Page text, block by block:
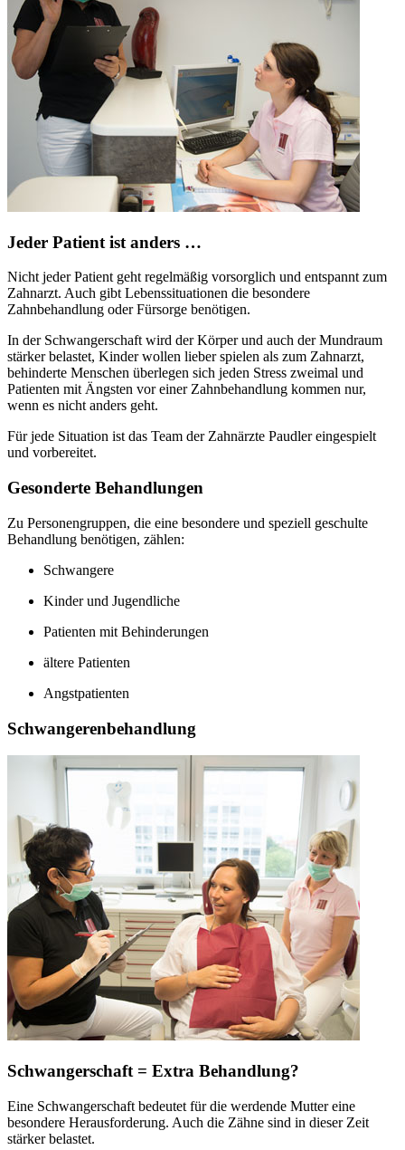
Jeder Patient ist anders …
Nicht jeder Patient geht regelmäßig vorsorglich und entspannt zum
Zahnarzt. Auch gibt Lebenssituationen die besondere
Zahnbehandlung oder Fürsorge benötigen.
In der Schwangerschaft wird der Körper und auch der Mundraum
stärker belastet, Kinder wollen lieber spielen als zum Zahnarzt,
behinderte Menschen überlegen sich jeden Stress zweimal und
Patienten mit Ängsten vor einer Zahnbehandlung kommen nur,
wenn es nicht anders geht.
Für jede Situation ist das Team der Zahnärzte Paudler eingespielt
und vorbereitet.
Gesonderte Behandlungen
Zu Personengruppen, die eine besondere und speziell geschulte
Behandlung benötigen, zählen:
Schwangere
Kinder und Jugendliche
Patienten mit Behinderungen
ältere Patienten
Angstpatienten
Schwangerenbehandlung
Schwangerschaft = Extra Behandlung?
Eine Schwangerschaft bedeutet für die werdende Mutter eine
besondere Herausforderung. Auch die Zähne sind in dieser Zeit
stärker belastet.